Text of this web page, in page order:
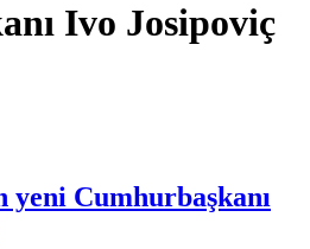
Ivo Josipoviç
yeni Cumhurbaşkanı